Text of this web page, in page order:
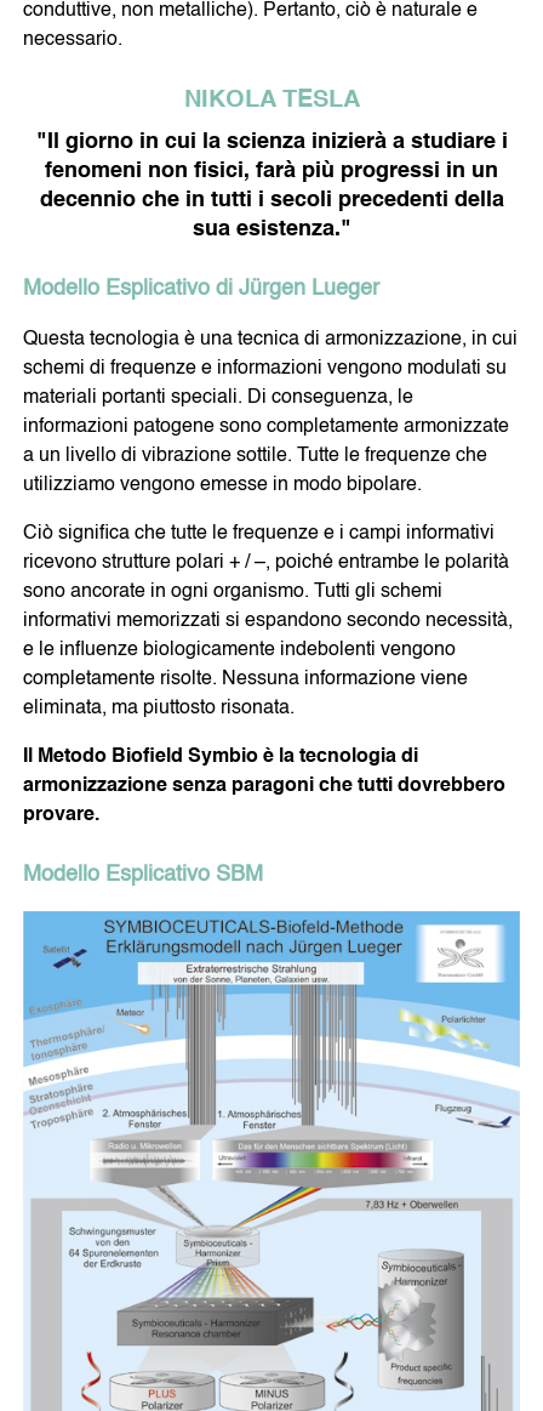
CONTATTI
Politica sulla Protezione dei Dati
conduttive, non metalliche). Pertanto, ciò è naturale e
necessario.
NIKOLA TESLA
"Il giorno in cui la scienza inizierà a studiare i
fenomeni non fisici, farà più progressi in un
decennio che in tutti i secoli precedenti della
sua esistenza."
Modello Esplicativo di Jürgen Lueger
Questa tecnologia è una tecnica di armonizzazione, in cui
schemi di frequenze e informazioni vengono modulati su
materiali portanti speciali. Di conseguenza, le
informazioni patogene sono completamente armonizzate
a un livello di vibrazione sottile. Tutte le frequenze che
utilizziamo vengono emesse in modo bipolare.
Ciò significa che tutte le frequenze e i campi informativi
ricevono strutture polari + / –, poiché entrambe le polarità
sono ancorate in ogni organismo. Tutti gli schemi
informativi memorizzati si espandono secondo necessità,
e le influenze biologicamente indebolenti vengono
completamente risolte. Nessuna informazione viene
eliminata, ma piuttosto risonata.
Il Metodo Biofield Symbio è la tecnologia di
armonizzazione senza paragoni che tutti dovrebbero
provare.
Modello Esplicativo SBM